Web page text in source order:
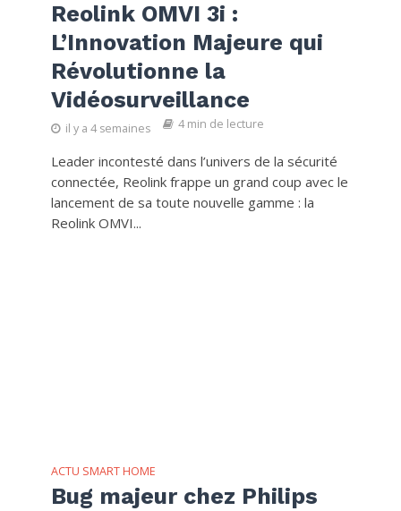
Reolink OMVI 3i :
L’Innovation Majeure qui
Révolutionne la
Vidéosurveillance
il y a 4 semaines 4 min de lecture
Leader incontesté dans l’univers de la sécurité
connectée, Reolink frappe un grand coup avec le
lancement de sa toute nouvelle gamme : la
Reolink OMVI...
ACTU SMART HOME
Bug majeur chez Philips